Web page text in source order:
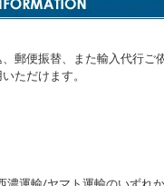
郵便振替、また輸入代行ご
ただけます。